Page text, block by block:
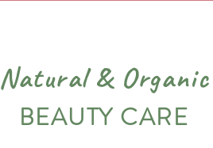
Natural & Organic
BEAUTY CARE